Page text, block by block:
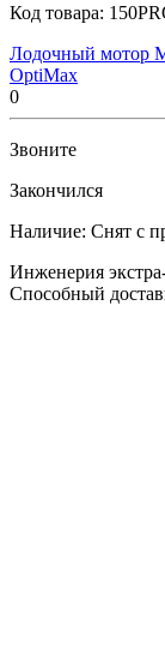
Код товара:
Лодочный мотор
OptiMax
0
Звоните
Закончился
Наличие: Снят с
Инженерия
Способный